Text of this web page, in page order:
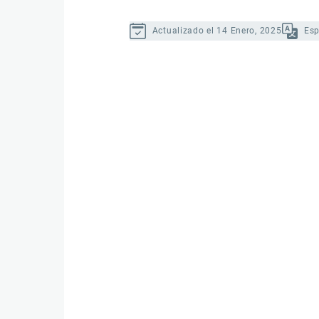
Actualizado el 14 Enero, 2025